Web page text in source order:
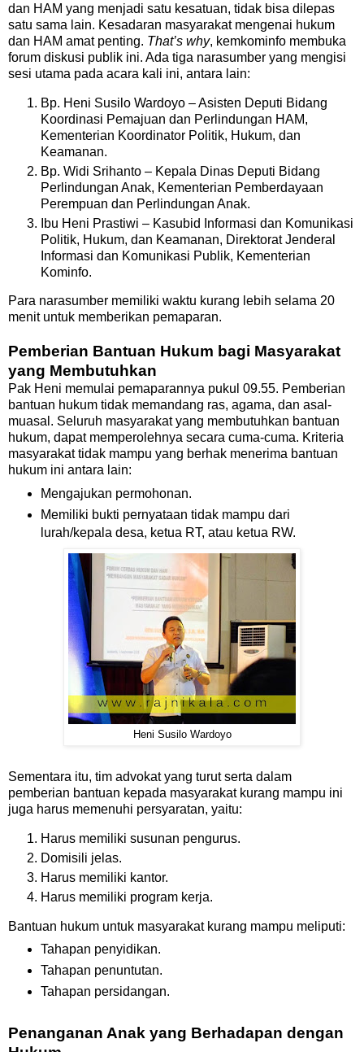
dan HAM yang menjadi satu kesatuan, tidak bisa dilepas
satu sama lain. Kesadaran masyarakat mengenai hukum
dan HAM amat penting. That’s why, kemkominfo membuka
forum diskusi publik ini. Ada tiga narasumber yang mengisi
sesi utama pada acara kali ini, antara lain:
Bp. Heni Susilo Wardoyo – Asisten Deputi Bidang
Koordinasi Pemajuan dan Perlindungan HAM,
Kementerian Koordinator Politik, Hukum, dan
Keamanan.
Bp. Widi Srihanto – Kepala Dinas Deputi Bidang
Perlindungan Anak, Kementerian Pemberdayaan
Perempuan dan Perlindungan Anak.
Ibu Heni Prastiwi – Kasubid Informasi dan Komunikasi
Politik, Hukum, dan Keamanan, Direktorat Jenderal
Informasi dan Komunikasi Publik, Kementerian
Kominfo.
Para narasumber memiliki waktu kurang lebih selama 20
menit untuk memberikan pemaparan.
Pemberian Bantuan Hukum bagi Masyarakat
yang Membutuhkan
Pak Heni memulai pemaparannya pukul 09.55. Pemberian
bantuan hukum tidak memandang ras, agama, dan asal-
muasal. Seluruh masyarakat yang membutuhkan bantuan
hukum, dapat memperolehnya secara cuma-cuma. Kriteria
masyarakat tidak mampu yang berhak menerima bantuan
hukum ini antara lain:
Mengajukan permohonan.
Memiliki bukti pernyataan tidak mampu dari
lurah/kepala desa, ketua RT, atau ketua RW.
Heni Susilo Wardoyo
Sementara itu, tim advokat yang turut serta dalam
pemberian bantuan kepada masyarakat kurang mampu ini
juga harus memenuhi persyaratan, yaitu:
Harus memiliki susunan pengurus.
Domisili jelas.
Harus memiliki kantor.
Harus memiliki program kerja.
Bantuan hukum untuk masyarakat kurang mampu meliputi:
Tahapan penyidikan.
Tahapan penuntutan.
Tahapan persidangan.
Penanganan Anak yang Berhadapan dengan